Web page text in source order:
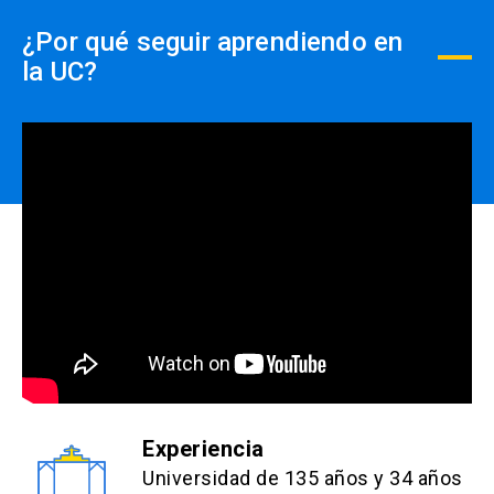
¿Por qué seguir aprendiendo en
la UC?
Experiencia
Universidad de 135 años y 34 años